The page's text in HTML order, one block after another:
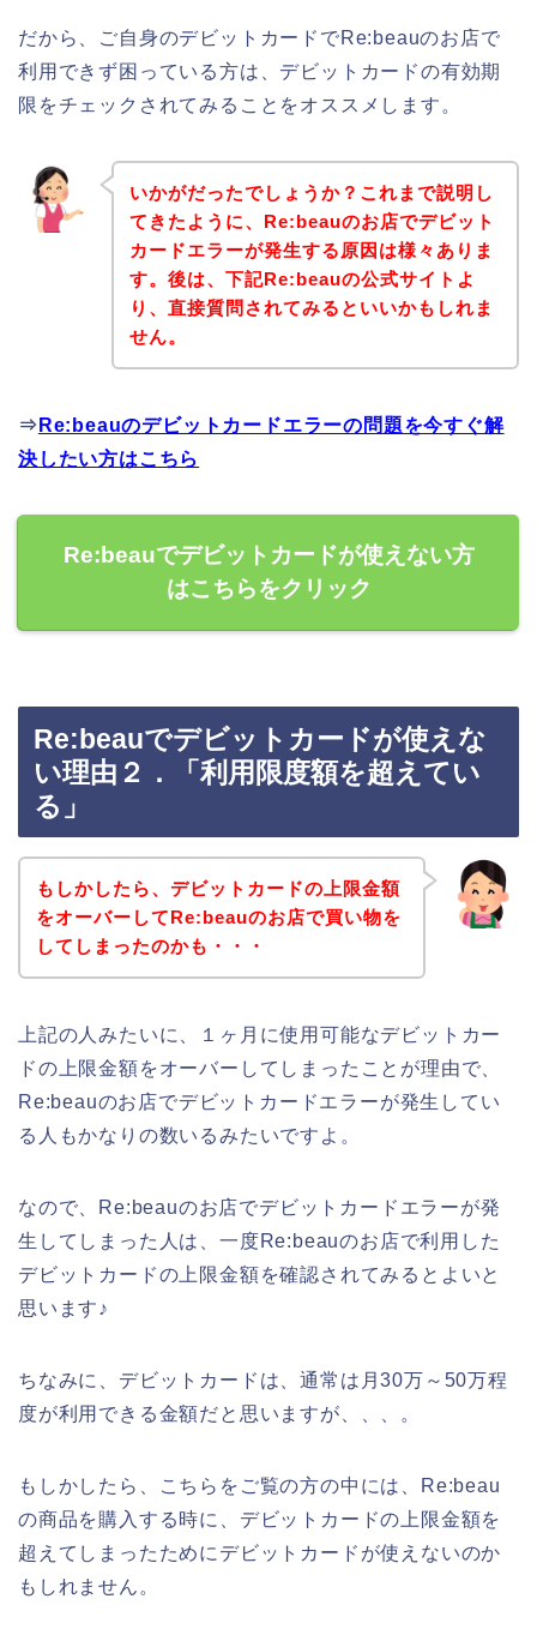
だから、ご自身のデビットカードでRe:beauのお店で
利用できず困っている方は、デビットカードの有効期
限をチェックされてみることをオススメします。
いかがだったでしょうか？これまで説明し
てきたように、Re:beauのお店でデビット
カードエラーが発生する原因は様々ありま
す。後は、下記Re:beauの公式サイトよ
り、直接質問されてみるといいかもしれま
せん。
⇒ Re:beauのデビットカードエラーの問題を今すぐ解
決したい方はこちら
Re:beauでデビットカードが使えない方
はこちらをクリック
Re:beauでデビットカードが使えな
い理由２．「利用限度額を超えてい
る」
もしかしたら、デビットカードの上限金額
をオーバーしてRe:beauのお店で買い物を
してしまったのかも・・・
上記の人みたいに、１ヶ月に使用可能なデビットカー
ドの上限金額をオーバーしてしまったことが理由で、
Re:beauのお店でデビットカードエラーが発生してい
る人もかなりの数いるみたいですよ。
なので、Re:beauのお店でデビットカードエラーが発
生してしまった人は、一度Re:beauのお店で利用した
デビットカードの上限金額を確認されてみるとよいと
思います♪
ちなみに、デビットカードは、通常は月30万～50万程
度が利用できる金額だと思いますが、、、。
もしかしたら、こちらをご覧の方の中には、Re:beau
の商品を購入する時に、デビットカードの上限金額を
超えてしまったためにデビットカードが使えないのか
もしれません。